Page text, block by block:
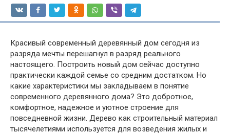
Красивый современный деревянный дом сегодня из
разряда мечты перешагнул в разряд реального
настоящего. Построить новый дом сейчас доступно
практически каждой семье со средним достатком. Но
какие характеристики мы закладываем в понятие
современного деревянного дома? Это добротное,
комфортное, надежное и уютное строение для
повседневной жизни. Дерево как строительный материал
тысячелетиями используется для возведения жилых и